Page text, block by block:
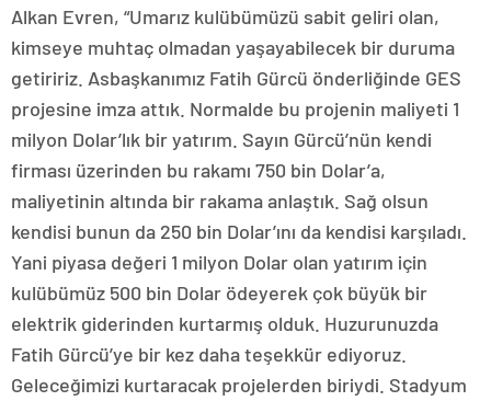
Alkan Evren, “Umarız kulübümüzü sabit geliri olan,
kimseye muhtaç olmadan yaşayabilecek bir duruma
getiririz. Asbaşkanımız Fatih Gürcü önderliğinde GES
projesine imza attık. Normalde bu projenin maliyeti 1
milyon Dolar’lık bir yatırım. Sayın Gürcü’nün kendi
firması üzerinden bu rakamı 750 bin Dolar’a,
maliyetinin altında bir rakama anlaştık. Sağ olsun
kendisi bunun da 250 bin Dolar’ını da kendisi karşıladı.
Yani piyasa değeri 1 milyon Dolar olan yatırım için
kulübümüz 500 bin Dolar ödeyerek çok büyük bir
elektrik giderinden kurtarmış olduk. Huzurunuzda
Fatih Gürcü’ye bir kez daha teşekkür ediyoruz.
Geleceğimizi kurtaracak projelerden biriydi. Stadyum